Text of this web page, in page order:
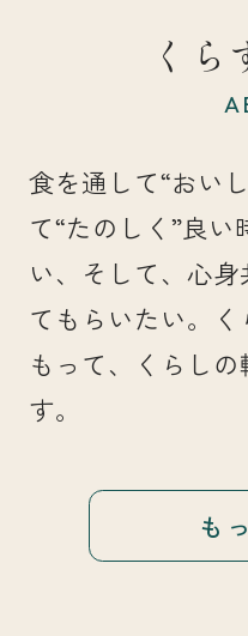
くら
食を通して“おい
て“たのしく”良
い、そして、心身
てもらいたい。
もって、くらし
す。
も